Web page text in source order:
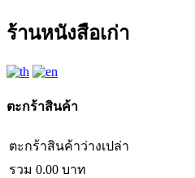
ร้านหนังสือเก่า
ตะกร้าสินค้า
ตะกร้าสินค้าว่างเปล่า
รวม 0.00 บาท